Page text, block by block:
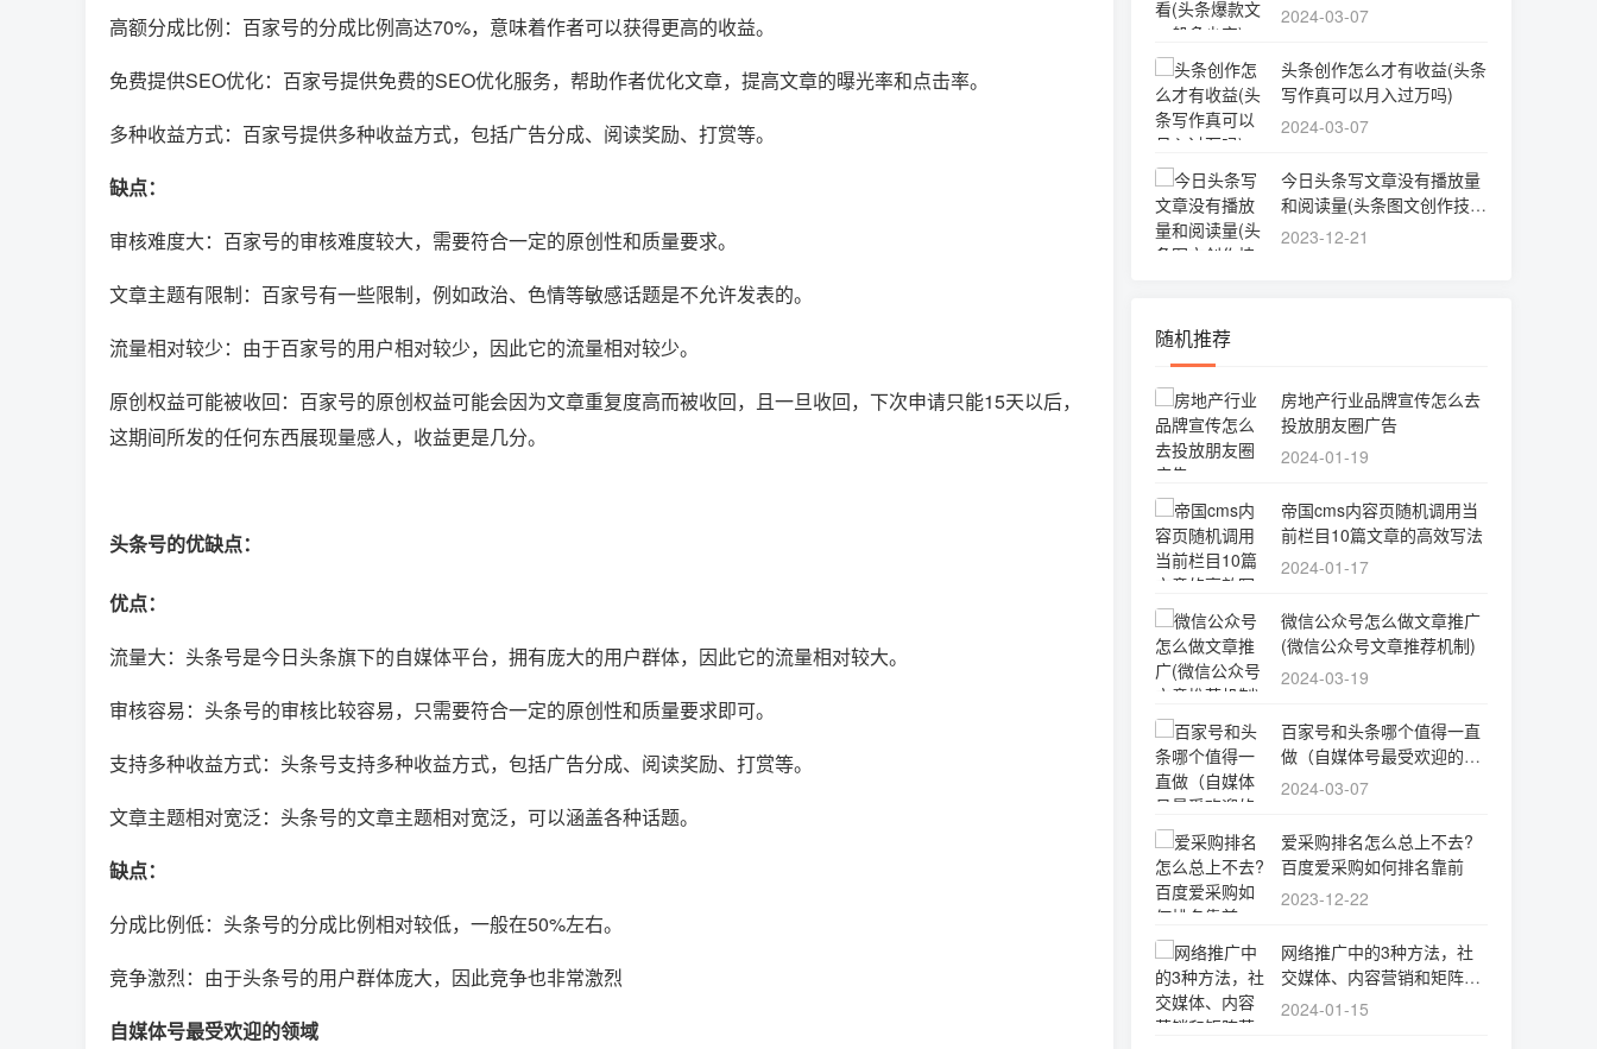
高额分成比例：百家号的分成比例高达70%，意味着作者可以获得更高的收益。
免费提供SEO优化：百家号提供免费的SEO优化服务，帮助作者优化文章，提高文章的曝光率和点击率。
多种收益方式：百家号提供多种收益方式，包括广告分成、阅读奖励、打赏等。
缺点：
审核难度大：百家号的审核难度较大，需要符合一定的原创性和质量要求。
文章主题有限制：百家号有一些限制，例如政治、色情等敏感话题是不允许发表的。
流量相对较少：由于百家号的用户相对较少，因此它的流量相对较少。
原创权益可能被收回：百家号的原创权益可能会因为文章重复度高而被收回，且一旦收回，下次申请只能15天以后，
这期间所发的任何东西展现量感人，收益更是几分。
头条号的优缺点：
优点：
流量大：头条号是今日头条旗下的自媒体平台，拥有庞大的用户群体，因此它的流量相对较大。
审核容易：头条号的审核比较容易，只需要符合一定的原创性和质量要求即可。
支持多种收益方式：头条号支持多种收益方式，包括广告分成、阅读奖励、打赏等。
文章主题相对宽泛：头条号的文章主题相对宽泛，可以涵盖各种话题。
缺点：
分成比例低：头条号的分成比例相对较低，一般在50%左右。
竞争激烈：由于头条号的用户群体庞大，因此竞争也非常激烈
自媒体号最受欢迎的领域
2024-03-07
头条创作怎么才有收益(头条
写作真可以月入过万吗)
2024-03-07
今日头条写文章没有播放量
和阅读量(头条图文创作技巧
非文章搬运技巧)
2023-12-21
随机推荐
房地产行业品牌宣传怎么去
投放朋友圈广告
2024-01-19
帝国cms内容页随机调用当
前栏目10篇文章的高效写法
2024-01-17
微信公众号怎么做文章推广
(微信公众号文章推荐机制)
2024-03-19
百家号和头条哪个值得一直
做（自媒体号最受欢迎的领
域）
2024-03-07
爱采购排名怎么总上不去?
百度爱采购如何排名靠前
2023-12-22
网络推广中的3种方法，社
交媒体、内容营销和矩阵营
销
2024-01-15